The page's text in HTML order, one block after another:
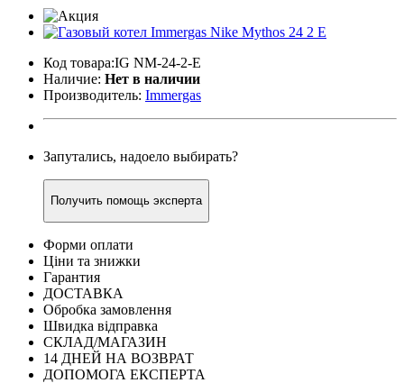
Код товара:IG NM-24-2-Е
Наличие: Нет в наличии
Производитель: Immergas
Запутались, надоело выбирать?
Получить помощь эксперта
Форми оплати
Ціни та знижки
Гарантия
ДОСТАВКА
Обробка замовлення
Швидка відправка
СКЛАД/МАГАЗИН
14 ДНЕЙ НА ВОЗВРАТ
ДОПОМОГА ЕКСПЕРТА